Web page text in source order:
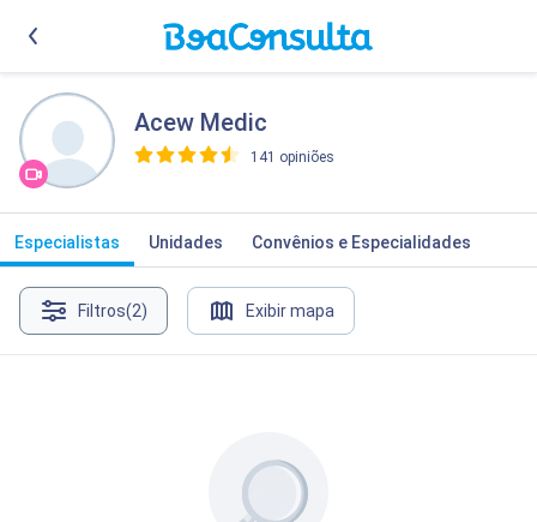
Acew Medic
141 opiniões
Especialistas Unidades Convênios e Especialidades
Filtros(2) Exibir mapa